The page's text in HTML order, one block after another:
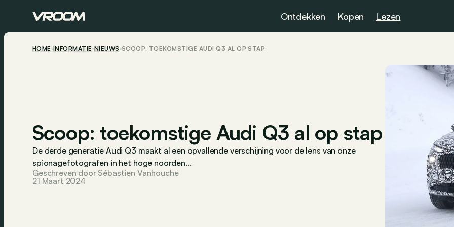
Ontdekken Kopen Lezen
HOME INFORMATIE NIEUWS SCOOP: TOEKOMSTIGE AUDI Q3 AL OP STAP
Scoop: toekomstige Audi Q3 al op stap
De derde generatie Audi Q3 maakt al een opvallende verschijning voor de lens van onze
spionagefotografen in het hoge noorden...
Geschreven door Sébastien Vanhouche
21 Maart 2024